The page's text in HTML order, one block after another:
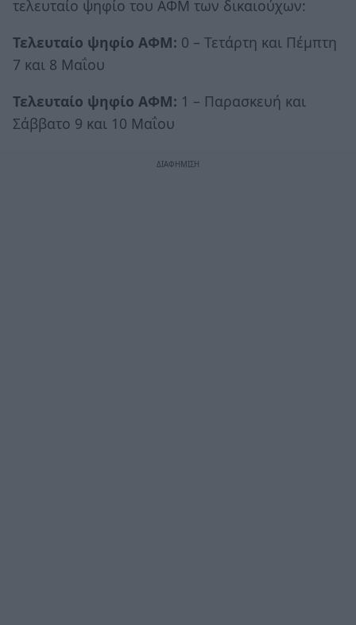
τελευταίο ψηφίο του ΑΦΜ των δικαιούχων:
Τελευταίο ψηφίο ΑΦΜ: 0 – Τετάρτη και Πέμπτη
7 και 8 Μαΐου
Τελευταίο ψηφίο ΑΦΜ: 1 – Παρασκευή και
Σάββατο 9 και 10 Μαΐου